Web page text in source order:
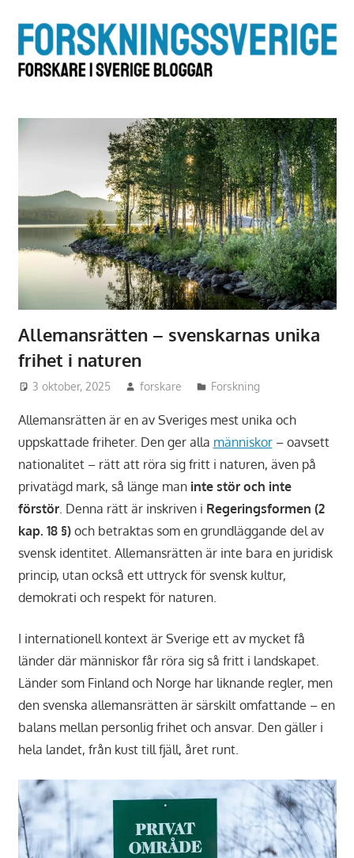
innehåll
Allemansrätten – svenskarnas unika
frihet i naturen
3 oktober, 2025 forskare Forskning
Allemansrätten är en av Sveriges mest unika och
uppskattade friheter. Den ger alla människor– oavsett
nationalitet – rätt att röra sig fritt i naturen, även på
privatägd mark, så länge man inte stör och inte
förstör. Denna rätt är inskriven i Regeringsformen (2
kap. 18 §)och betraktas som en grundläggande del av
svensk identitet. Allemansrätten är inte bara en juridisk
princip, utan också ett uttryck för svensk kultur,
demokrati och respekt för naturen.
I internationell kontext är Sverige ett av mycket få
länder där människor får röra sig så fritt i landskapet.
Länder som Finland och Norge har liknande regler, men
den svenska allemansrätten är särskilt omfattande – en
balans mellan personlig frihet och ansvar. Den gäller i
hela landet, från kust till fjäll, året runt.